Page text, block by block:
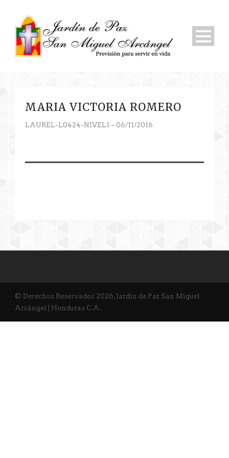
MARIA VICTORIA ROMERO
LAUREL-L0424-NIVEL1 – 06/11/2016
© Derechos Reservados 2026, Jardín de Paz San Miguel
Arcángel | Honduras C.A.